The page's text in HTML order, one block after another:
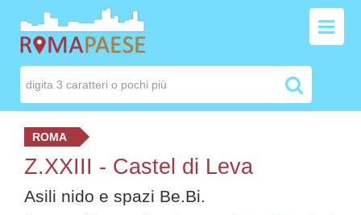
ROMA
Z.XXIII - Castel di Leva
Asili nido e spazi Be.Bi.